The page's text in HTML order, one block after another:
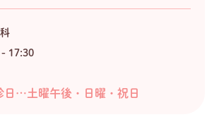
- 17:30
日…土曜午後・日曜・祝日